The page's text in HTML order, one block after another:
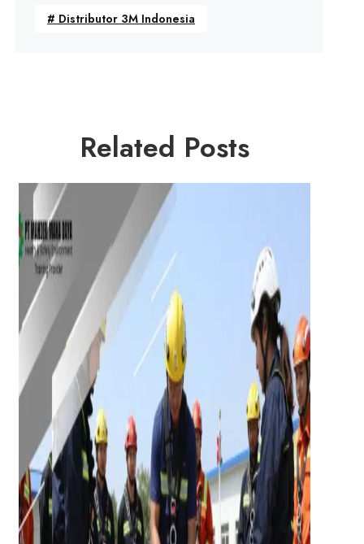
# Distributor 3M Indonesia
Related Posts